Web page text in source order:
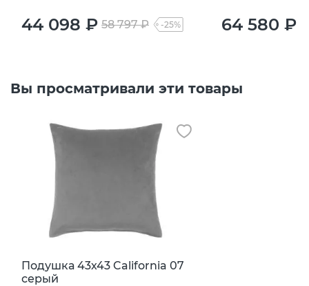
44 098 ₽ 58 797 ₽ -25% 64 580 ₽
Вы просматривали эти товары
Подушка 43х43 California 07
серый